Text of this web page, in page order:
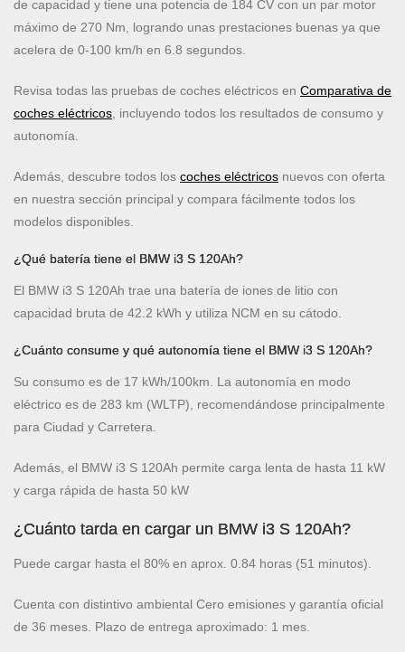
de capacidad y tiene una potencia de 184 CV con un par motor
máximo de 270 Nm, logrando unas prestaciones buenas ya que
acelera de 0-100 km/h en 6.8 segundos.
Revisa todas las pruebas de coches eléctricos en Comparativa de
coches eléctricos , incluyendo todos los resultados de consumo y
autonomía.
Además, descubre todos los coches eléctricos nuevos con oferta
en nuestra sección principal y compara fácilmente todos los
modelos disponibles.
¿Qué batería tiene el BMW i3 S 120Ah?
El BMW i3 S 120Ah trae una batería de iones de litio con
capacidad bruta de 42.2 kWh y utiliza NCM en su cátodo.
¿Cuánto consume y qué autonomía tiene el BMW i3 S 120Ah?
Su consumo es de 17 kWh/100km. La autonomía en modo
eléctrico es de 283 km (WLTP), recomendándose principalmente
para Ciudad y Carretera.
Además, el BMW i3 S 120Ah permite carga lenta de hasta 11 kW
y carga rápida de hasta 50 kW
¿Cuánto tarda en cargar un BMW i3 S 120Ah?
Puede cargar hasta el 80% en aprox. 0.84 horas (51 minutos).
Cuenta con distintivo ambiental Cero emisiones y garantía oficial
de 36 meses. Plazo de entrega aproximado: 1 mes.